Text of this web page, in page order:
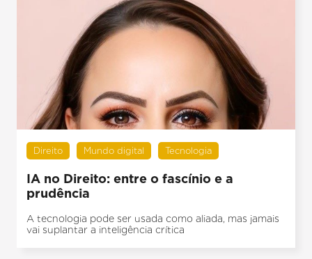
Direito Mundo digital Tecnologia
IA no Direito: entre o fascínio e a
prudência
A tecnologia pode ser usada como aliada, mas jamais
vai suplantar a inteligência crítica